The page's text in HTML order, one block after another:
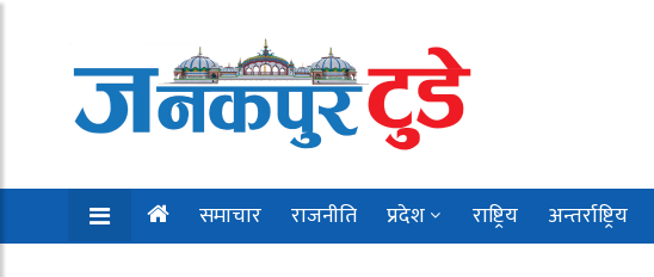
समाचार राजनीति प्रदेश राष्ट्रिय अन्तर्राष्ट्रिय